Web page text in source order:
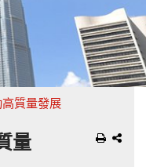
質量發展
量